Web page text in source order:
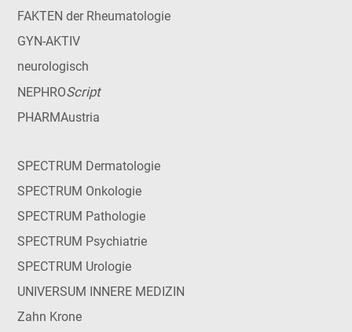
FAKTEN der Rheumatologie
GYN-AKTIV
neurologisch
NEPHROScript
PHARMAustria
SPECTRUM Dermatologie
SPECTRUM Onkologie
SPECTRUM Pathologie
SPECTRUM Psychiatrie
SPECTRUM Urologie
UNIVERSUM INNERE MEDIZIN
Zahn Krone